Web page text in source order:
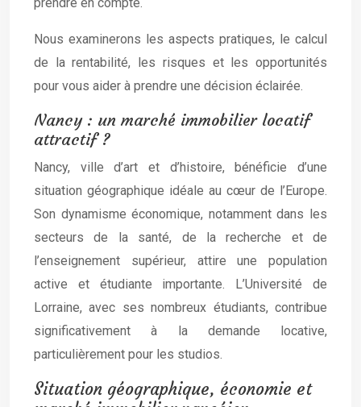
Nous examinerons les aspects pratiques, le calcul
de la rentabilité, les risques et les opportunités
pour vous aider à prendre une décision éclairée.
Nancy : un marché immobilier locatif
attractif ?
Nancy, ville d’art et d’histoire, bénéficie d’une
situation géographique idéale au cœur de l’Europe.
Son dynamisme économique, notamment dans les
secteurs de la santé, de la recherche et de
l’enseignement supérieur, attire une population
active et étudiante importante. L’Université de
Lorraine, avec ses nombreux étudiants, contribue
significativement à la demande locative,
particulièrement pour les studios.
Situation géographique, économie et